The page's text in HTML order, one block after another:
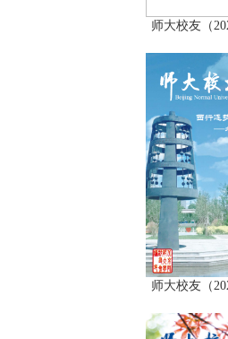
师大校友（
师大校友（